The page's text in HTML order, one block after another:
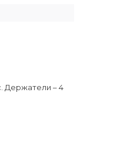
Держатели – 4